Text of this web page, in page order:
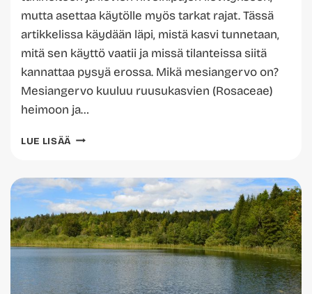
mutta asettaa käytölle myös tarkat rajat. Tässä
artikkelissa käydään läpi, mistä kasvi tunnetaan,
mitä sen käyttö vaatii ja missä tilanteissa siitä
kannattaa pysyä erossa. Mikä mesiangervo on?
Mesiangervo kuuluu ruusukasvien (Rosaceae)
heimoon ja…
LUE LISÄÄ MESIANGERVO:
KÄYTTÖ